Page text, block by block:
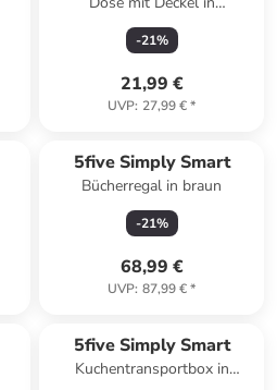
transparent
-21%
21,99 €
UVP: 27,99 €*
5five Simply Smart
Bücherregal in braun
-21%
68,99 €
UVP: 87,99 €*
5five Simply Smart
Kuchentransportbox in